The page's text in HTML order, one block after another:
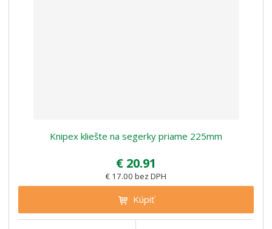
Knipex kliešte na segerky priame 225mm
€ 20.91
€ 17.00 bez DPH
Kúpiť